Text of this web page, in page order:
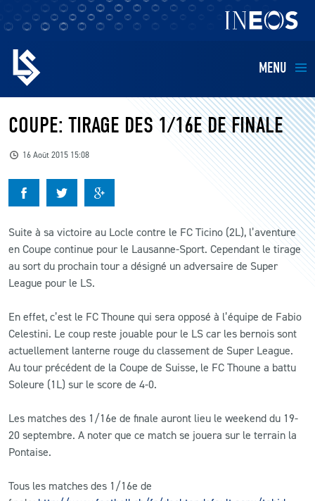
MENU
EQUIPES
BILLETTERIE
FANS
KIDS
BUSINESS
RESTAURATION
CLUB
CONTACT
ACTUALITÉS
LS E-SHOP
L’APP DU LS
COUPE: TIRAGE DES 1/16E DE FINALE
16 Août 2015 15:08
Suite à sa victoire au Locle contre le FC Ticino (2L), l’aventure
en Coupe continue pour le Lausanne-Sport. Cependant le tirage
au sort du prochain tour a désigné un adversaire de Super
League pour le LS.
En effet, c’est le FC Thoune qui sera opposé à l’équipe de Fabio
Celestini. Le coup reste jouable pour le LS car les bernois sont
actuellement lanterne rouge du classement de Super League.
Au tour précédent de la Coupe de Suisse, le FC Thoune a battu
Soleure (1L) sur le score de 4-0.
Les matches des 1/16e de finale auront lieu le weekend du 19-
20 septembre. A noter que ce match se jouera sur le terrain la
Pontaise.
Tous les matches des 1/16e de